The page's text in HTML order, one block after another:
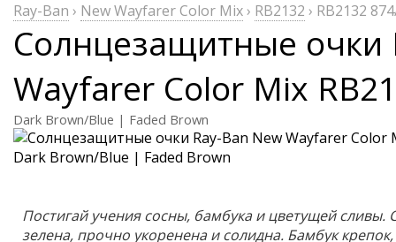
Ray-Ban › New Wayfarer Color Mix› RB2132 › RB2132
Солнцезащитные очки
Wayfarer Color Mix
Dark Brown/Blue | Faded Brown
Постигай учения сосны, бамбука и цветущей сливы.
зелена, прочно укоренена и солидна. Бамбук